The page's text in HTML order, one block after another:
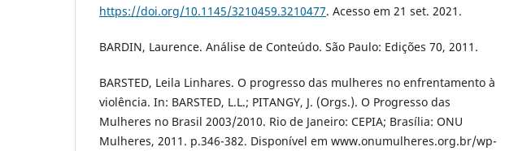
https://doi.org/10.1145/3210459.3210477. Acesso em 21 set. 2021.
BARDIN, Laurence. Análise de Conteúdo. São Paulo: Edições 70, 2011.
BARSTED, Leila Linhares. O progresso das mulheres no enfrentamento à
violência. In: BARSTED, L.L.; PITANGY, J. (Orgs.). O Progresso das
Mulheres no Brasil 2003/2010. Rio de Janeiro: CEPIA; Brasília: ONU
Mulheres, 2011. p.346-382. Disponível em www.onumulheres.org.br/wp-